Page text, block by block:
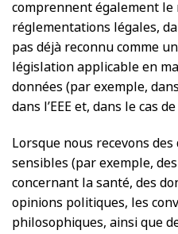
comprennent également le
réglementations légales,
pas déjà reconnu comme
législation applicable en
données (par exemple,
dans l’EEE et, dans le cas
Lorsque nous recevons
sensibles (par exemple,
concernant la santé, des
opinions politiques, les
philosophiques, ainsi que